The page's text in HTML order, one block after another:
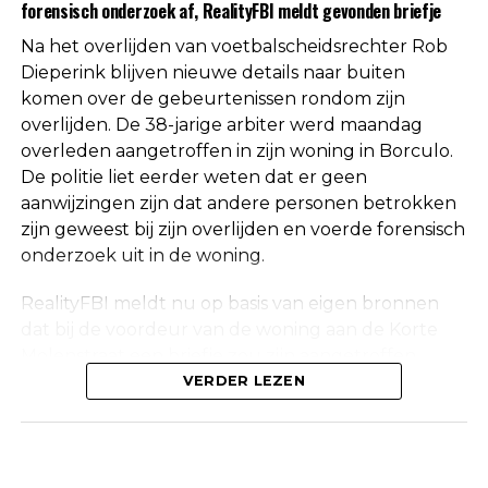
de doodsoorzaak.
Een vaste waarde in de Nederlandse
arbitrage
Met het overlijden van Rob Dieperink verliest het
Nederlandse voetbal een scheidsrechter die
jarenlang actief was op het hoogste niveau.
Dieperink begon al op jonge leeftijd met fluiten in
het amateurvoetbal en werkte zich stap voor stap
toegewezen, waarna uiteindelijk ook de Eredivisie
forensisch onderzoek af, RealityFBI meldt gevonden briefje
Na het overlijden van voetbalscheidsrechter Rob
Dieperink blijven nieuwe details naar buiten
komen over de gebeurtenissen rondom zijn
overlijden. De 38-jarige arbiter werd maandag
overleden aangetroffen in zijn woning in Borculo.
De politie liet eerder weten dat er geen
aanwijzingen zijn dat andere personen betrokken
zijn geweest bij zijn overlijden en voerde forensisch
onderzoek uit in de woning.
RealityFBI meldt nu op basis van eigen bronnen
waarop Dieperink een persoonlijke boodschap had
VERDER LEZEN